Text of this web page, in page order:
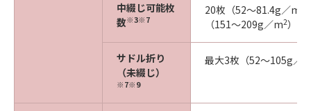
中綴じ可能枚
数※3※7
20枚（52～81.4g／m
（151～209g／m2）、
サドル折り
（未綴じ）
※7※9
最大3枚（52～105g／